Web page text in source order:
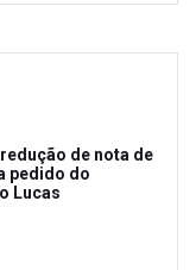
de nota de
pedido do
Lucas